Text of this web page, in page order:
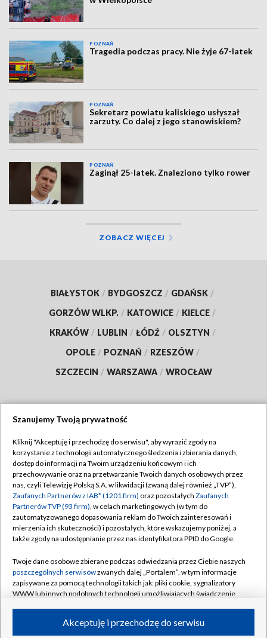
POZNAŃ
Tragedia podczas pracy. Nie żyje 67-latek
POZNAŃ
Sekretarz powiatu kaliskiego usłyszał
zarzuty. Co dalej z jego stanowiskiem?
POZNAŃ
Zaginął 25-latek. Znaleziono tylko rower
ZOBACZ WIĘCEJ
BIAŁYSTOK / BYDGOSZCZ / GDAŃSK /
GORZÓW WLKP. / KATOWICE / KIELCE /
KRAKÓW / LUBLIN / ŁÓDŹ / OLSZTYN /
OPOLE / POZNAŃ / RZESZÓW /
SZCZECIN / WARSZAWA / WROCŁAW
TVP
Abonament TVP
Emisja w TVP
Centrum informacji TVP
Naziemna Telewizja Cyfrowa
Rada Programowa
System NOS
Informacje o nadawcy
Program dla prasy
Regulamin TVP
Polityka prywatności
Moje zgody
Pomoc
Kontakt
Kanały
Szanujemy Twoją prywatność
Kliknij "Akceptuję i przechodzę do serwisu", aby wyrazić zgody na
korzystanie z technologii automatycznego śledzenia i zbierania danych,
dostęp do informacji na Twoim urządzeniu końcowym i ich
przechowywanie oraz na przetwarzanie Twoich danych osobowych przez
nas, czyli Telewizję Polską S.A. w likwidacji (zwaną dalej również „TVP”),
Zaufanych Partnerów z IAB* (1201 firm) oraz pozostałych Zaufanych
Partnerów TVP (93 firm), w celach marketingowych (w tym do
zautomatyzowanego dopasowania reklam do Twoich zainteresowań i
mierzenia ich skuteczności) i pozostałych, które wskazujemy poniżej, a
także zgody na udostępnianie przez nas identyfikatora PPID do Google.
Twoje dane osobowe zbierane podczas odwiedzania przez Ciebie naszych
poszczególnych serwisówzwanych dalej „Portalem”, w tym informacje
zapisywane za pomocą technologii takich jak: pliki cookie, sygnalizatory
WWW lub innych podobnych technologii umożliwiających świadczenie
ruchu w Internecie.Akceptuję i przechodzę do serwisu